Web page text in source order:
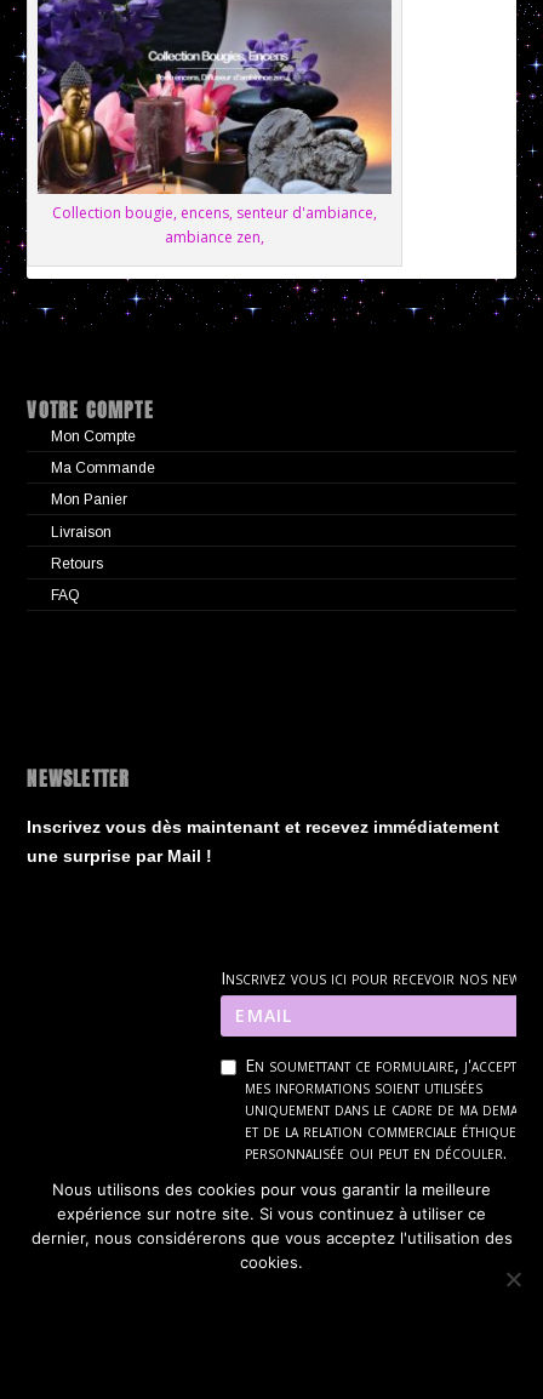
Collection bougie, encens, senteur d'ambiance,
ambiance zen,
VOTRE COMPTE
Mon Compte
Ma Commande
Mon Panier
Livraison
Retours
FAQ
NEWSLETTER
Inscrivez vous dès maintenant et recevez immédiatement
une surprise par Mail !
Inscrivez vous ici pour recevoir nos news
En soumettant ce formulaire, j'accepte
mes informations soient utilisées
uniquement dans le cadre de ma
et de la relation commerciale éthique et
personnalisée qui peut en découler.
Je m'inscris !
Pour connaître et exercer mes droits, notamment pour
Nous utilisons des cookies pour vous garantir la meilleure
expérience sur notre site. Si vous continuez à utiliser ce
dernier, nous considérerons que vous acceptez l'utilisation des
cookies.